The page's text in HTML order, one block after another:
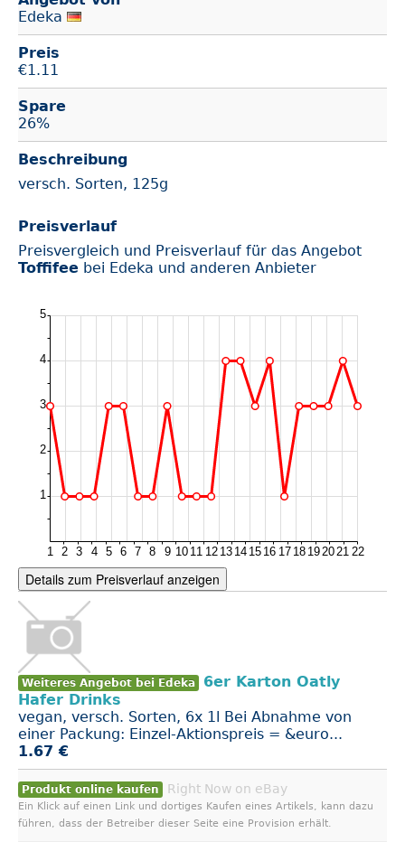
Edeka
Preis
€1.11
Spare
26%
Beschreibung
versch. Sorten, 125g
Preisverlauf
Preisvergleich und Preisverlauf für das Angebot
Toffifee bei Edeka und anderen Anbieter
Details zum Preisverlauf anzeigen
Weiteres Angebot bei Edeka
6er Karton Oatly
Hafer Drinks
vegan, versch. Sorten, 6x 1l Bei Abnahme von
einer Packung: Einzel-Aktionspreis = &euro...
1.67 €
Produkt online kaufen Right Now on eBay
Ein Klick auf einen Link und dortiges Kaufen eines Artikels, kann dazu
führen, dass der Betreiber dieser Seite eine Provision erhält.